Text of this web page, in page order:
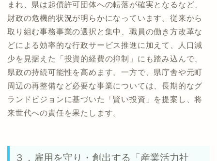
まれ、県は起債許可団体への転落が確実となるなど、
財政の危機的状況が明らかになっています。従来から
取り組む事務事業の選択と集中、職員の働き方改革な
どによる効率的な行政サービス推進に加えて、人口減
少を見据えた「投資的経費の抑制」にも踏み込んで、
県政の持続可能性を高めます。一方で、県庁舎や元町
周辺の再整備など必要な事業については、長期的なグ
ランドビジョンに基づいた「賢い投資」を提案し、将
来世代への責任を果たします。
３．雇用を守り・創出する「産業活力社